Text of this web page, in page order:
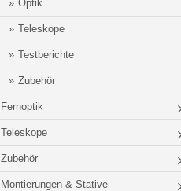
Optik
Teleskope
Testberichte
Zubehör
Fernoptik
Teleskope
Zubehör
Montierungen & Stative